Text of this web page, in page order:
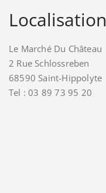
Localisation
Le Marché Du Château
2 Rue Schlossreben
68590 Saint-Hippolyte
Tel : 03 89 73 95 20